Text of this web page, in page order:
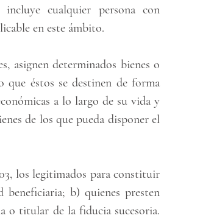
cualquier persona con
en este ámbito.
asignen determinados bienes o
que éstos se destinen de forma
a lo largo de su vida y
de los que pueda disponer el
los legitimados para constituir
b) quienes presten
o titular de la fiducia sucesoria.